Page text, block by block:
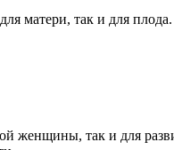
матери, так и для плода.
женщины, так и для